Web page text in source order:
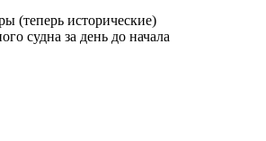
(теперь исторические)
судна за день до начала